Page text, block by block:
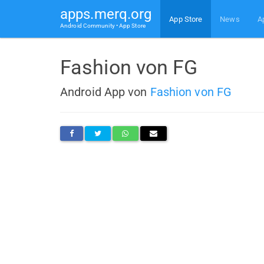
apps.merq.org
Android Community • App Store
App Store News
Fashion von FG
Android App von Fashion von FG